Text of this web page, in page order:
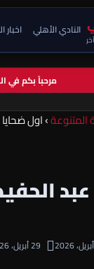
النادي الأهلي اخبار
مرحباً بكم
المتنوعة›اول
29 أبريل، 2026